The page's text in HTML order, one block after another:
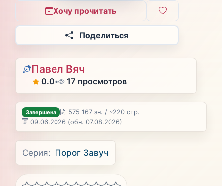
Хочу прочитать
Поделиться
Павел Вяч
0.0• 17 просмотров
Завершена
575 167 зн. / ~220 стр.
09.06.2026 (обн. 07.08.2026)
Серия: Порог Завуч